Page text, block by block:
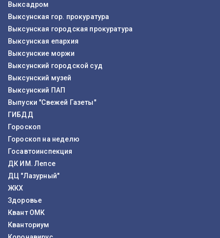
Выксадром
Выксунская гор. прокуратура
Выксунская городская прокуратура
Выксунская епархия
Выксунские моржи
Выксунский городской суд
Выксунский музей
Выксунский ПАП
Выпуски "Свежей Газеты"
ГИБДД
Гороскоп
Гороскоп на неделю
Госавтоинспекция
ДК ИМ. Лепсе
ДЦ "Лазурный"
ЖКХ
Здоровье
Квант ОМК
Кванториум